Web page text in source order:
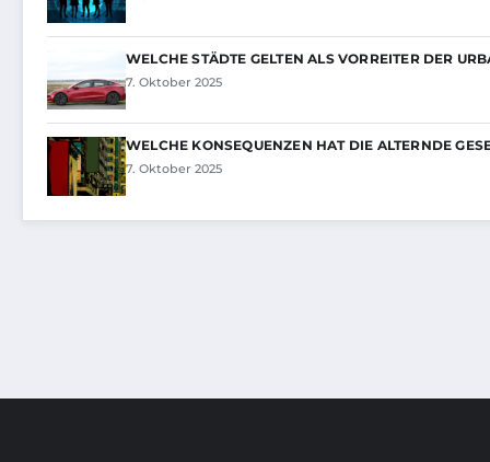
WELCHE STÄDTE GELTEN ALS VORREITER DER
7. Oktober 2025
WELCHE KONSEQUENZEN HAT DIE ALTERNDE
7. Oktober 2025